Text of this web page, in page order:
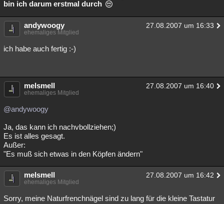
bin ich darum erstmal durch
andywoogy 27.08.2007 um 16:33
ehemaliges Mitglied
ich habe auch fertig :-)
melsmell 27.08.2007 um 16:40
ehemaliges Mitglied
@andywoogy
Ja, das kann ich nachvbollziehen;)
Es ist alles gesagt.
Außer:
"Es muß sich etwas in den Köpfen ändern"
melsmell 27.08.2007 um 16:42
ehemaliges Mitglied
Sorry, meine Naturfrenchnägel sind zu lang für die kleine Tastatur